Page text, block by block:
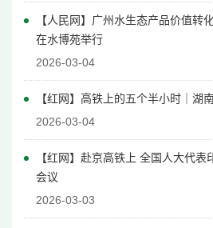
【人民网】广州水生态产品价值转
在水博苑举行
2026-03-04
【红网】高铁上的五个半小时｜湖
2026-03-04
【红网】赴京高铁上 全国人大代
会议
2026-03-03